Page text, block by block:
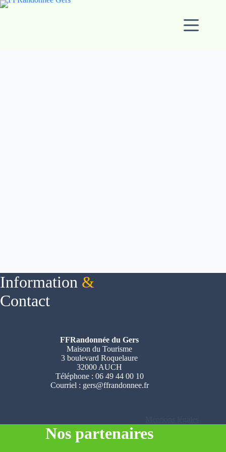
Information &
Contact
FFRandonnée du Gers
Maison du Tourisme
3 boulevard Roquelaure
32000 AUCH
Téléphone : 06 49 44 00 10
Courriel : gers@ffrandonnee.fr
Nos partenaires